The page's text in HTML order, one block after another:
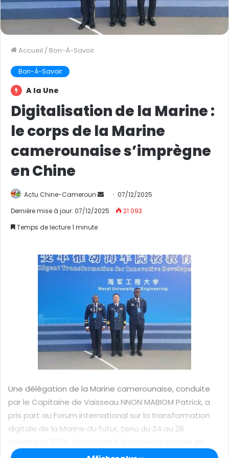
Accueil / Bon-À-Savoir
Bon-À-Savoir
A la Une
Digitalisation de la Marine :
le corps de la Marine
camerounaise s’imprègne
en Chine
Actu Chine-Cameroun
n
e
r
u
n
c
o
u
r
r
l
07/12/2025
Dernière mise à jour: 07/12/2025
21 093
Temps de lecture 1 minute
Une délégation de la Marine camerounaise, conduite
par le Capitaine de Vaisseau NNON MABIOM Patrick, a
pris part au Forum international sur la transformation
digitale de la Marine du futur, tenu du 24 au 28
Wuhan, en Chine.